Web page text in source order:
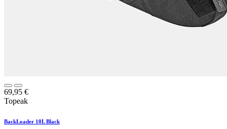
69,95 €
Topeak
BackLoader 10L Black